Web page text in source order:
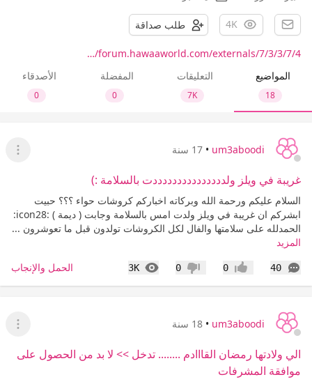
4K طلب صداقة
forum.hawaaworld.com/externals/7/3/3/7/4/…
المواضيع
18
التعليقات
7K
المفضلة
0
الأصدقاء
0
um3aboodi
• 17 سنة
عرض
غريبة في ويلز ولدددددددددددددددت بالسلامة :)
السلام عليكم ورحمة الله وبركاته اخباركم كروشات حواء ؟؟؟ حبيت
ابشركم ان غريبة في ويلز ولدت امس بالسلامة وجابت ( ديمة ) :icon28:
الحمدلله على سلامتها والفال لكل الكروشات تولدون قبل ما تعوشرون ...
المزيد
40
التعليقات إعجاب0 عدم إعجاب
0
3K
المشاهدات الحمل والإنجاب
um3aboodi
• 18 سنة
عرض
الي ولادتها رمضان القااادم ........ تدخل >> لا بد من الحصول على
موافقة المشرفات